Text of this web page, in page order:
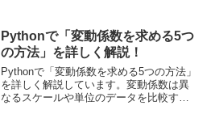
Pythonで「変動係数を求める5つ
の方法」を詳しく解説！
Pythonで「変動係数を求める5つの方法」
を詳しく解説しています。変動係数は異
なるスケールや単位のデータを比較する